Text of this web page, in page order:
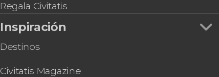
Regala Civitatis
Inspiración
Destinos
Civitatis Magazine